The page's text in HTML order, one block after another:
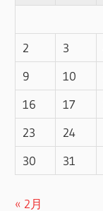
2
3
9
10
16
17
23
24
30
31
« 2月